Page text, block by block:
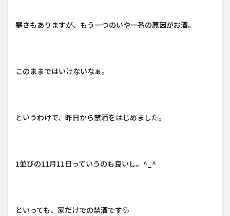
寒さもありますが、もう一つのいや一番の原因がお酒。
このままではいけないなぁ。
というわけで、昨日から禁酒をはじめました。
1並びの11月11日っていうのも良いし。^_^
といっても、家だけでの禁酒です💦